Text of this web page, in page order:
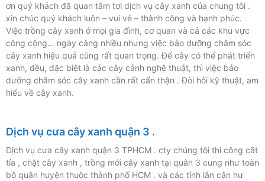
ơn quý khách đã quan tâm tơi dịch vụ cây xanh của chung tôi .
xin chúc quý khách luôn – vui vẻ – thành công và hạnh phúc.
Việc trồng cây xanh ở mọi gia đình, cơ quan và cả các khu vực
công cộng… ngày càng nhiều nhưng việc bảo dưỡng chăm sóc
cây xanh hiệu quả cũng rất quan trọng. Để cây có thể phát triển
xanh, đều, đặc biệt là các cây cảnh nghệ thuật, thì việc bảo
dưỡng chăm sóc cây xanh cần rất cẩn thận . Đòi hỏi kỹ thuật, am
hiểu về cây xanh.
Dịch vụ cưa cây xanh quận 3 .
Dịch vụ cưa cây xanh quận 3 TPHCM . cty chúng tôi thi công cắt
tỉa , chặt cây xanh , trồng mới cây xanh tại quân 3 cung như toàn
bộ quân huyện thuộc thành phố HCM . và các tỉnh lân cận hư